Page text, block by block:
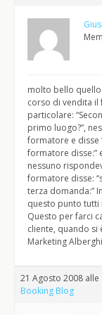
molto bello
corso di vendita
particolare:
primo luogo?”,
formatore e disse
formatore disse:”
nessuno
formatore disse:
terza domanda:”
questo punto tutti
Questo per farci
cliente, quando si
Marketing
21 Agosto 2008 alle
Booking Blog